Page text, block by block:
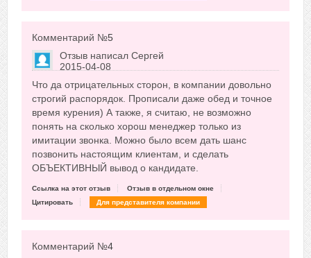
Комментарий №5
Отзыв написал Сергей
2015-04-08
+9
Сказать друзьям об отзыве
Что да отрицательных сторон, в компании довольно
строгий распорядок. Прописали даже обед и точное
время курения) А также, я считаю, не возможно
понять на сколько хорош менеджер только из
имитации звонка. Можно было всем дать шанс
позвонить настоящим клиентам, и сделать
ОБЪЕКТИВНЫЙ вывод о кандидате.
Ссылка на этот отзыв
Отзыв в отдельном окне
Цитировать
Для представителя компании
Комментарий №4